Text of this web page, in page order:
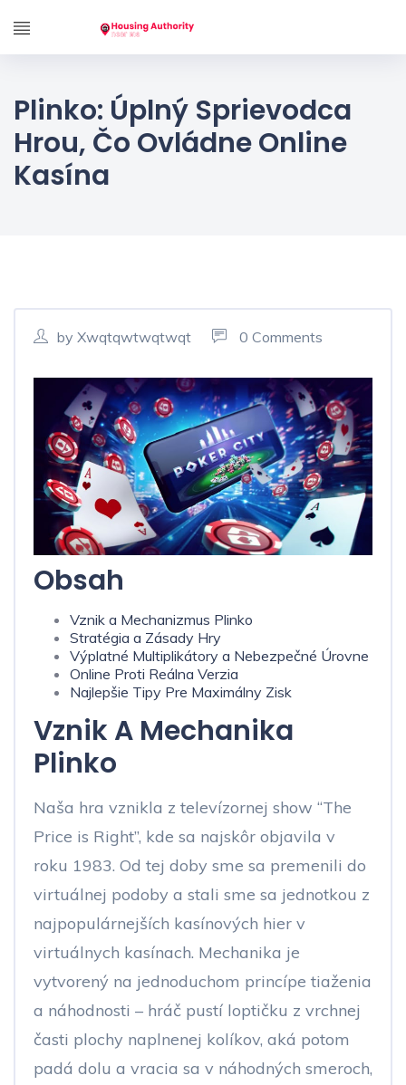
Plinko: Úplný Sprievodca
Hrou, Čo Ovládne Online
Kasína
by Xwqtqwtwqtwqt 0 Comments
Obsah
Vznik a Mechanizmus Plinko
Stratégia a Zásady Hry
Výplatné Multiplikátory a Nebezpečné Úrovne
Online Proti Reálna Verzia
Najlepšie Tipy Pre Maximálny Zisk
Vznik A Mechanika
Plinko
Naša hra vznikla z televízornej show “The
Price is Right”, kde sa najskôr objavila v
roku 1983. Od tej doby sme sa premenili do
virtuálnej podoby a stali sme sa jednotkou z
najpopulárnejších kasínových hier v
virtuálnych kasínach. Mechanika je
vytvorený na jednoduchom princípe tiaženia
a náhodnosti – hráč pustí loptičku z vrchnej
časti plochy naplnenej kolíkov, aká potom
padá dolu a vracia sa v náhodných smeroch,